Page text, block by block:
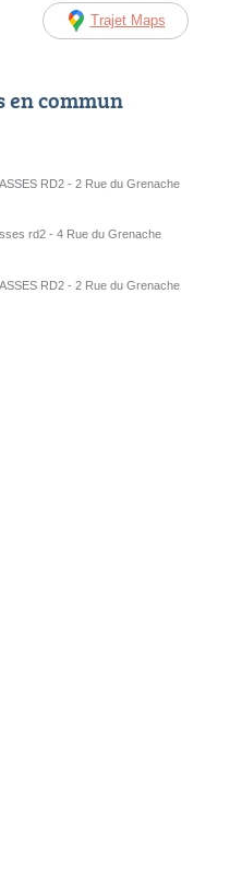
Trajet Maps
commun
RD2 - 2 Rue du Grenache
rd2 - 4 Rue du Grenache
RD2 - 2 Rue du Grenache